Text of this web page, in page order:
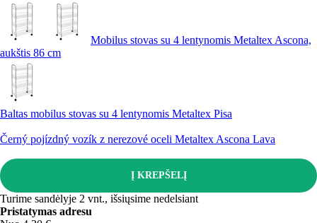
Mobilus stovas su 4 lentynomis Metaltex Ascona,
aukštis 86 cm
Baltas mobilus stovas su 4 lentynomis Metaltex Pisa
Černý pojízdný vozík z nerezové oceli Metaltex Ascona Lava
Į KREPŠELĮ
Turime sandėlyje 2 vnt., išsiųsime nedelsiant
Pristatymas adresu